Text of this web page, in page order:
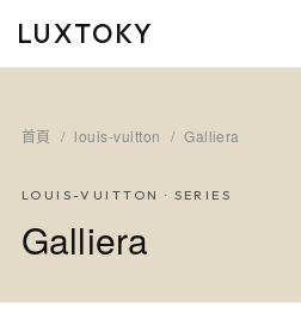
LUXTOKY
首頁 / louis-vuitton / Galliera
LOUIS-VUITTON · SERIES
Galliera